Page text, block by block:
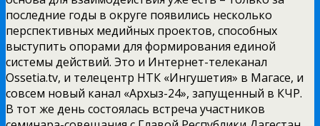
последние годы в округе появились несколько
перспективных медийных проектов, способных
выступить опорами для формирования единой
системы действий. Это и Интернет-телеканал
Ossetia.tv, и телецентр НТК «Ингушетия» в Магасе, и
совсем новый канал «Архыз-24», запущенный в КЧР.
В тот же день состоялась встреча участников